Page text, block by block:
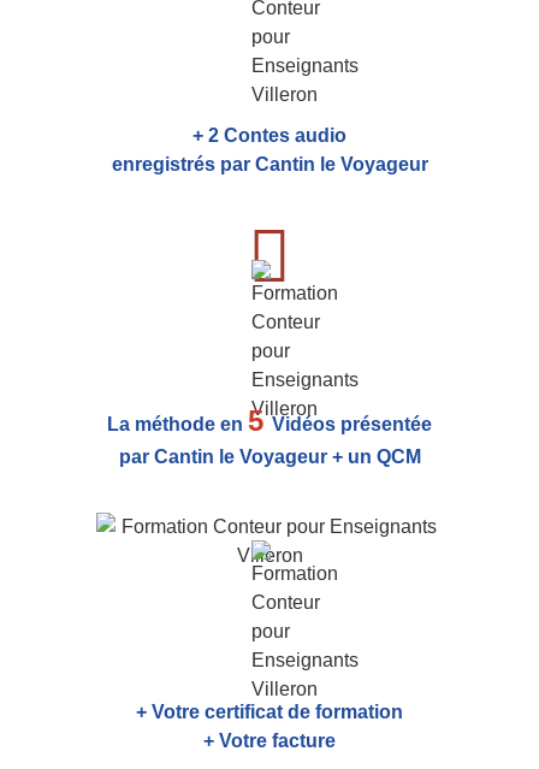
+ 2 Contes audio
enregistrés par Cantin le Voyageur
La méthode en 5Vidéos présentée
par Cantin le Voyageur + un QCM
+ Votre certificat de formation
+ Votre facture